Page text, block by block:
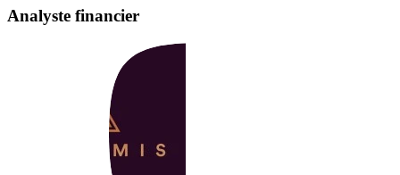
Analyste financier